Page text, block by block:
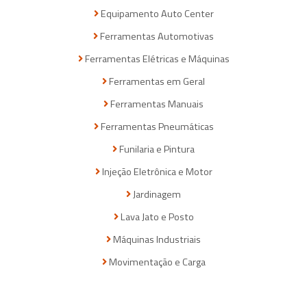
Equipamento Auto Center
Ferramentas Automotivas
Ferramentas Elétricas e Máquinas
Ferramentas em Geral
Ferramentas Manuais
Ferramentas Pneumáticas
Funilaria e Pintura
Injeção Eletrônica e Motor
Jardinagem
Lava Jato e Posto
Máquinas Industriais
Movimentação e Carga